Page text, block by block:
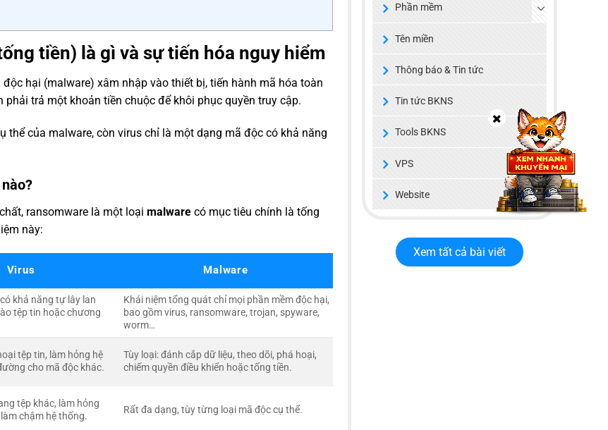
tiền) là gì và sự tiến hóa nguy hiểm
hại (malware) xâm nhập vào thiết bị, tiến hành mã hóa toàn
trả một khoản tiền chuộc để khôi phục quyền truy cập.
của malware, còn virus chỉ là một dạng mã độc có khả năng
ransomware là một loại malware có mục tiêu chính là tống
này:
Virus Malware
khả năng tự lây lan
tệp tin hoặc chương
Khái niệm tổng quát chỉ mọi phần mềm độc hại,
bao gồm virus, ransomware, trojan, spyware,
worm…
tệp tin, làm hỏng hệ
cho mã độc khác.
Tùy loại: đánh cắp dữ liệu, theo dõi, phá hoại,
chiếm quyền điều khiển hoặc tống tiền.
tệp khác, làm hỏng
chậm hệ thống.
Rất đa dạng, tùy từng loại mã độc cụ thể.
Phần mềm
Tên miền
Thông báo & Tin tức
Tin tức BKNS
Tools BKNS
VPS
Website
Xem tất cả bài viết